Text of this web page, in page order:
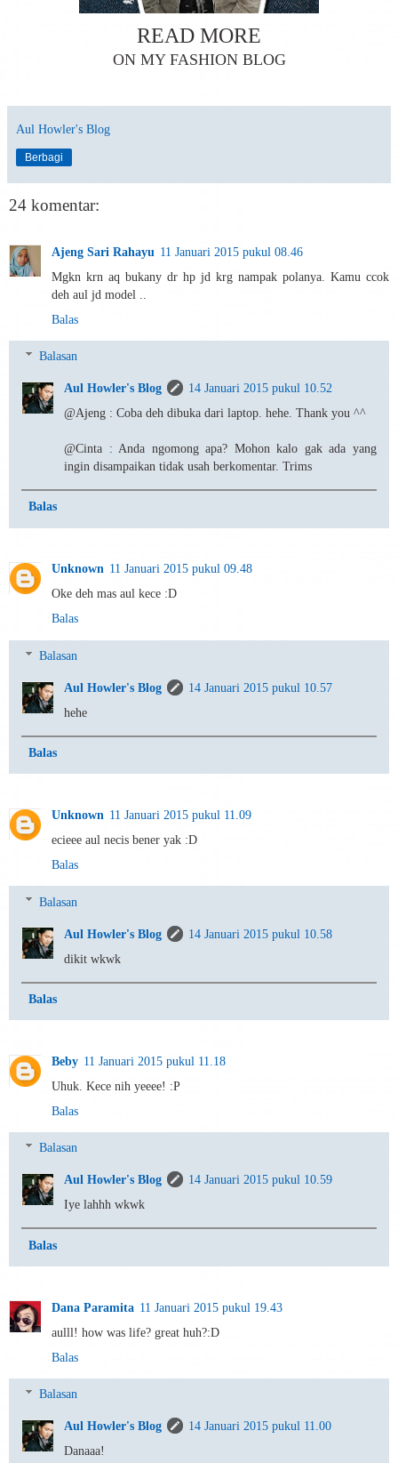
READ MORE
ON MY FASHION BLOG
Aul Howler's Blog
Berbagi
24 komentar:
Ajeng Sari Rahayu 11 Januari 2015 pukul 08.46
Mgkn krn aq bukany dr hp jd krg nampak polanya. Kamu ccok
deh aul jd model ..
Balas
Balasan
Aul Howler's Blog
14 Januari 2015 pukul 10.52
@Ajeng : Coba deh dibuka dari laptop. hehe. Thank you ^^
@Cinta : Anda ngomong apa? Mohon kalo gak ada yang
ingin disampaikan tidak usah berkomentar. Trims
Balas
Unknown 11 Januari 2015 pukul 09.48
Oke deh mas aul kece :D
Balas
Balasan
Aul Howler's Blog
14 Januari 2015 pukul 10.57
hehe
Balas
Unknown 11 Januari 2015 pukul 11.09
ecieee aul necis bener yak :D
Balas
Balasan
Aul Howler's Blog
14 Januari 2015 pukul 10.58
dikit wkwk
Balas
Beby 11 Januari 2015 pukul 11.18
Uhuk. Kece nih yeeee! :P
Balas
Balasan
Aul Howler's Blog
14 Januari 2015 pukul 10.59
Iye lahhh wkwk
Balas
Dana Paramita 11 Januari 2015 pukul 19.43
aulll! how was life? great huh?:D
Balas
Balasan
Aul Howler's Blog
14 Januari 2015 pukul 11.00
Danaaa!